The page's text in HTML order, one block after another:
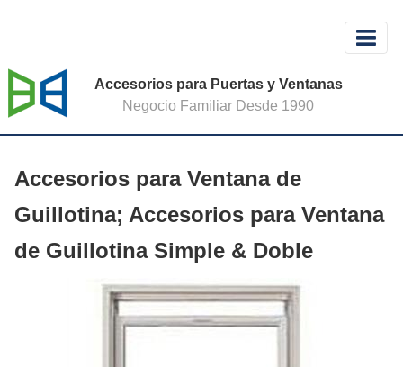
Accesorios para Puertas y Ventanas
Negocio Familiar Desde 1990
Accesorios para Ventana de
Guillotina; Accesorios para Ventana
de Guillotina Simple & Doble